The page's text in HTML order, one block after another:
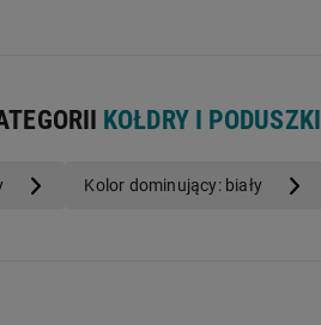
KOŁDRY I PODUSZKI
Kolor dominujący: biały